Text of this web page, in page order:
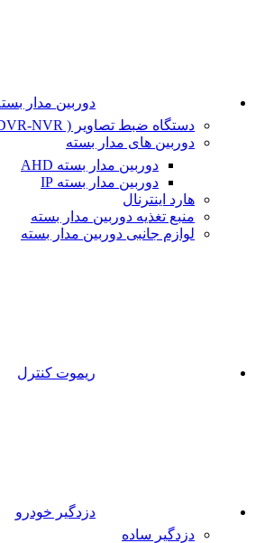
دوربین مدار
دستگاه ضبط تصاویر ( DVR-NVR )
دوربین های مدار بسته
دوربین مدار بسته AHD
دوربین مدار بسته IP
هارد اینترنال
منبع تغذیه دوربین مدار بسته
لوازم جانبی دوربین مدار بسته
ریموت کنترل
دزدگیر خودرو
دزدگیر ساده